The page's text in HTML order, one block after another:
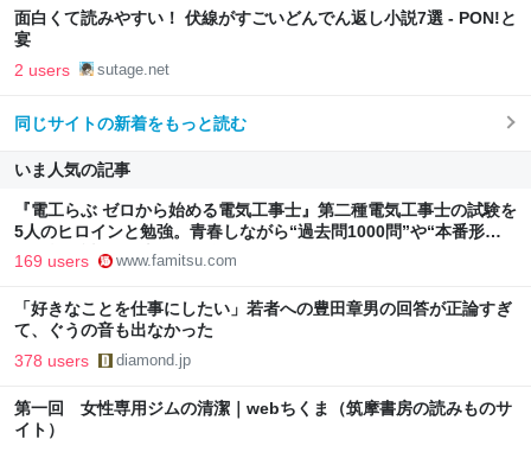
面白くて読みやすい！ 伏線がすごいどんでん返し小説7選 - PON!と
宴
2 users sutage.net
同じサイトの新着をもっと読む
いま人気の記事
『電工らぶ ゼロから始める電気工事士』第二種電気工事士の試験を
5人のヒロインと勉強。青春しながら“過去問1000問”や“本番形式
CBT模擬試験”で本格的に学べるノベルゲーム | ゲーム・エンタメ
最新情報のファミ通.com
169 users www.famitsu.com
「好きなことを仕事にしたい」若者への豊田章男の回答が正論すぎ
て、ぐうの音も出なかった
378 users diamond.jp
第一回 女性専用ジムの清潔｜webちくま（筑摩書房の読みものサ
イト）